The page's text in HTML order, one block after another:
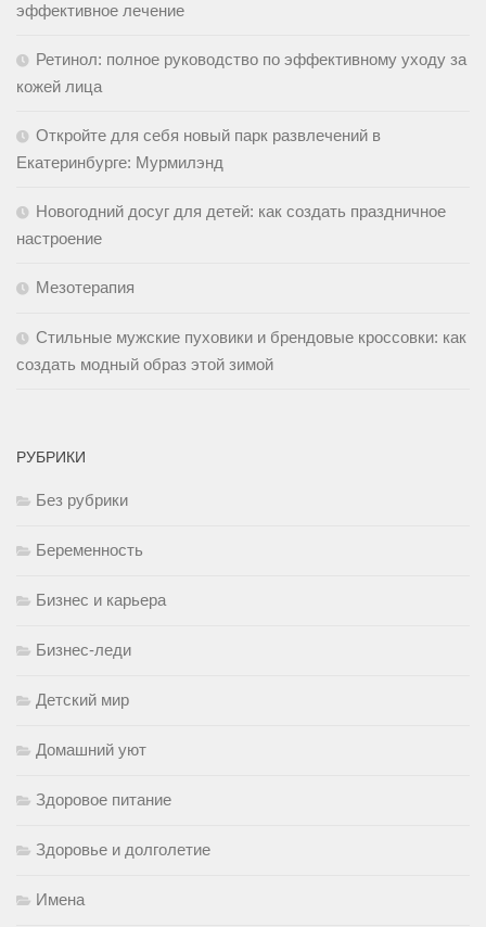
эффективное лечение
Ретинол: полное руководство по эффективному уходу за
кожей лица
Откройте для себя новый парк развлечений в
Екатеринбурге: Мурмилэнд
Новогодний досуг для детей: как создать праздничное
настроение
Мезотерапия
Стильные мужские пуховики и брендовые кроссовки: как
создать модный образ этой зимой
РУБРИКИ
Без рубрики
Беременность
Бизнес и карьера
Бизнес-леди
Детский мир
Домашний уют
Здоровое питание
Здоровье и долголетие
Имена